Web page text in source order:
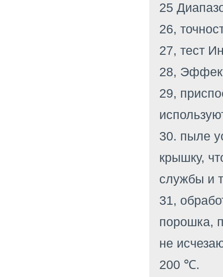
25
26,
27, тест
28,
29,
30. пыле
крышку,
службы и
31,
порошка,
не
200 ℃.